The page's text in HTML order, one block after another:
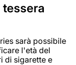
tessera
sarà possibile
l'età del
di sigarette e